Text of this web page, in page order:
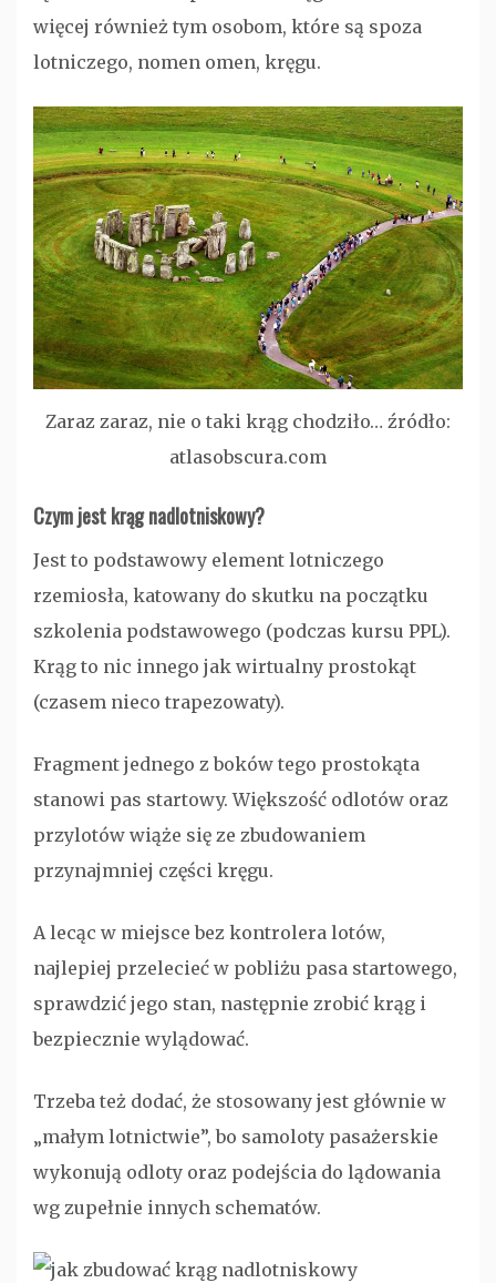
więcej również tym osobom, które są spoza
lotniczego, nomen omen, kręgu.
Zaraz zaraz, nie o taki krąg chodziło… źródło:
atlasobscura.com
Czym jest krąg nadlotniskowy?
Jest to podstawowy element lotniczego
rzemiosła, katowany do skutku na początku
szkolenia podstawowego (podczas kursu PPL).
Krąg to nic innego jak wirtualny prostokąt
(czasem nieco trapezowaty).
Fragment jednego z boków tego prostokąta
stanowi pas startowy. Większość odlotów oraz
przylotów wiąże się ze zbudowaniem
przynajmniej części kręgu.
A lecąc w miejsce bez kontrolera lotów,
najlepiej przelecieć w pobliżu pasa startowego,
sprawdzić jego stan, następnie zrobić krąg i
bezpiecznie wylądować.
Trzeba też dodać, że stosowany jest głównie w
„małym lotnictwie”, bo samoloty pasażerskie
wykonują odloty oraz podejścia do lądowania
wg zupełnie innych schematów.